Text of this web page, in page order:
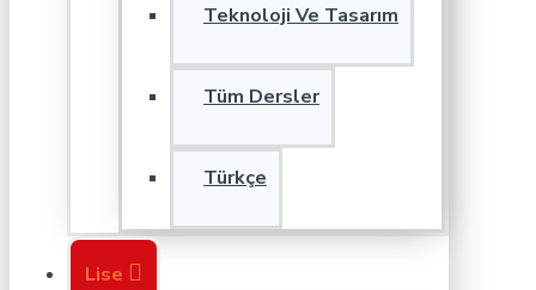
Teknoloji Ve Tasarım
Tüm Dersler
Türkçe
Lise